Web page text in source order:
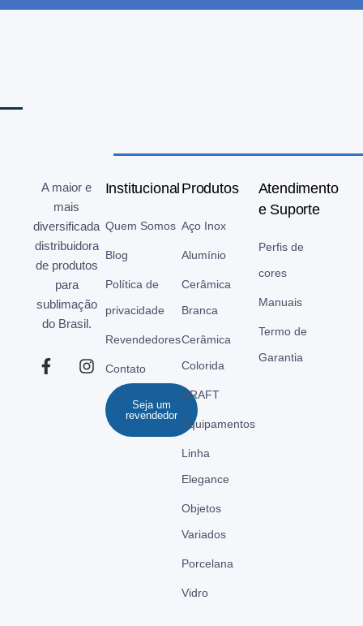
A maior e
mais
diversificada
distribuidora
de produtos
para
sublimação
do Brasil.
Institucional
Quem Somos
Blog
Política de
privacidade
Revendedores
Contato
Seja um
revendedor
Produtos
Aço Inox
Alumínio
Cerâmica
Branca
Cerâmica
Colorida
CRAFT
Equipamentos
Linha
Elegance
Objetos
Variados
Porcelana
Vidro
Atendimento
e Suporte
Perfis de
cores
Manuais
Termo de
Garantia